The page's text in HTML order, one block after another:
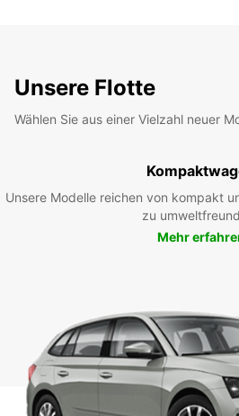
Unsere Flotte
Wählen Sie aus einer Vielzahl neuer
Unsere Modelle reichen von kompakt
zu
Mehr